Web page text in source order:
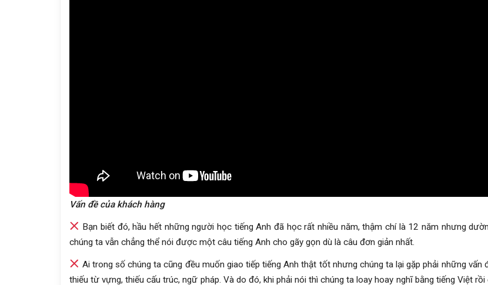
Vấn đề của khách hàng
Bạn biết đó, hầu hết những người học tiếng Anh đã học rất nhiều năm, thậm chí là 12 năm nhưng
chúng ta vẫn chẳng thể nói được một câu tiếng Anh cho gãy gọn dù là câu đơn giản nhất.
Ai trong số chúng ta cũng đều muốn giao tiếp tiếng Anh thật tốt nhưng chúng ta lại gặp phải những vấn
thiếu từ vựng, thiếu cấu trúc, ngữ pháp. Và do đó, khi phải nói thì chúng ta loay hoay nghĩ bằng tiếng Việt rồi